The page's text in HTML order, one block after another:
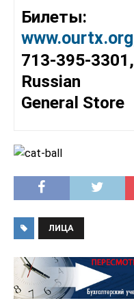
Билеты:
www.ourtx.org
713-395-3301,
Russian
General Store
ЛИЦА